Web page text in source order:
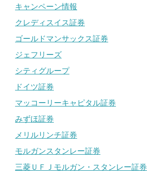
キャンペーン情報
クレディスイス証券
ゴールドマンサックス証券
ジェフリーズ
シティグループ
ドイツ証券
マッコーリーキャピタル証券
みずほ証券
メリルリンチ証券
モルガンスタンレー証券
三菱ＵＦＪモルガン・スタンレー証券